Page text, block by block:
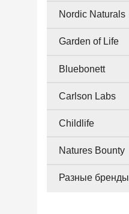
Nordic Naturals
Garden of Life
Bluebonett
Carlson Labs
Childlife
Natures Bounty
Разные бренды